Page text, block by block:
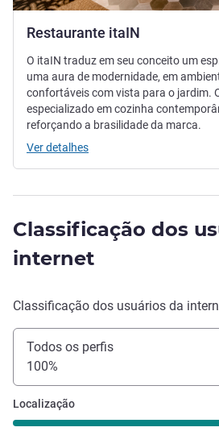
Restaurante itaIN
O itaIN traduz em seu conceito um
uma aura de modernidade, em
confortáveis com vista para o jardim.
especializado em cozinha
reforçando a brasilidade da marca.
Ver detalhes
Classificação dos
internet
Classificação dos usuários da
Todos os perfis
100%
Localização